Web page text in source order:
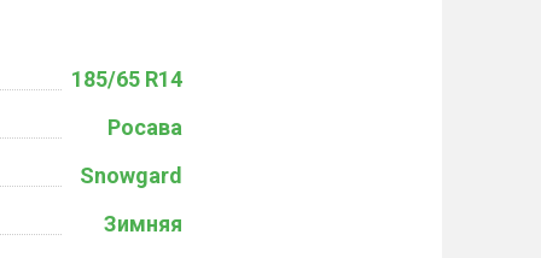
185/65 R14
Росава
Snowgard
Зимняя